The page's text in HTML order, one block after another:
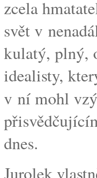
zcela
svět v
kulatý, plný,
idealisty,
v ní mohl
dnes.
Jurolek